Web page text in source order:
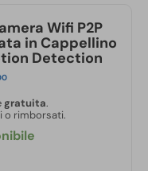
Wifi P2P
in Cappellino
Detection
gratuita.
o rimborsati.